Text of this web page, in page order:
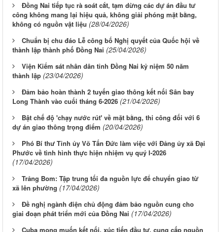
Đồng Nai tiếp tục rà soát cắt, tạm dừng các dự án đầu tư
công không mang lại hiệu quả, không giải phóng mặt bằng,
không có nguồn vật liệu (28/04/2026)
Chuẩn bị chu đáo Lễ công bố Nghị quyết của Quốc hội về
thành lập thành phố Đồng Nai (25/04/2026)
Viện Kiểm sát nhân dân tỉnh Đồng Nai kỷ niệm 50 năm
thành lập (23/04/2026)
Đảm bảo hoàn thành 2 tuyến giao thông kết nối Sân bay
Long Thành vào cuối tháng 6-2026 (21/04/2026)
Bật chế độ 'chạy nước rút' về mặt bằng, thi công đối với 6
dự án giao thông trọng điểm (20/04/2026)
Phó Bí thư Tỉnh ủy Võ Tấn Đức làm việc với Đảng ủy xã Đại
Phước về tình hình thực hiện nhiệm vụ quý I-2026
(17/04/2026)
Trảng Bom: Tập trung tối đa nguồn lực để chuyển giao từ
xã lên phường (17/04/2026)
Đề nghị ngành điện chủ động đảm bảo nguồn cung cho
giai đoạn phát triển mới của Đồng Nai (17/04/2026)
Cuba mong muốn kết nối, xúc tiến đầu tư, cung cấp nguồn